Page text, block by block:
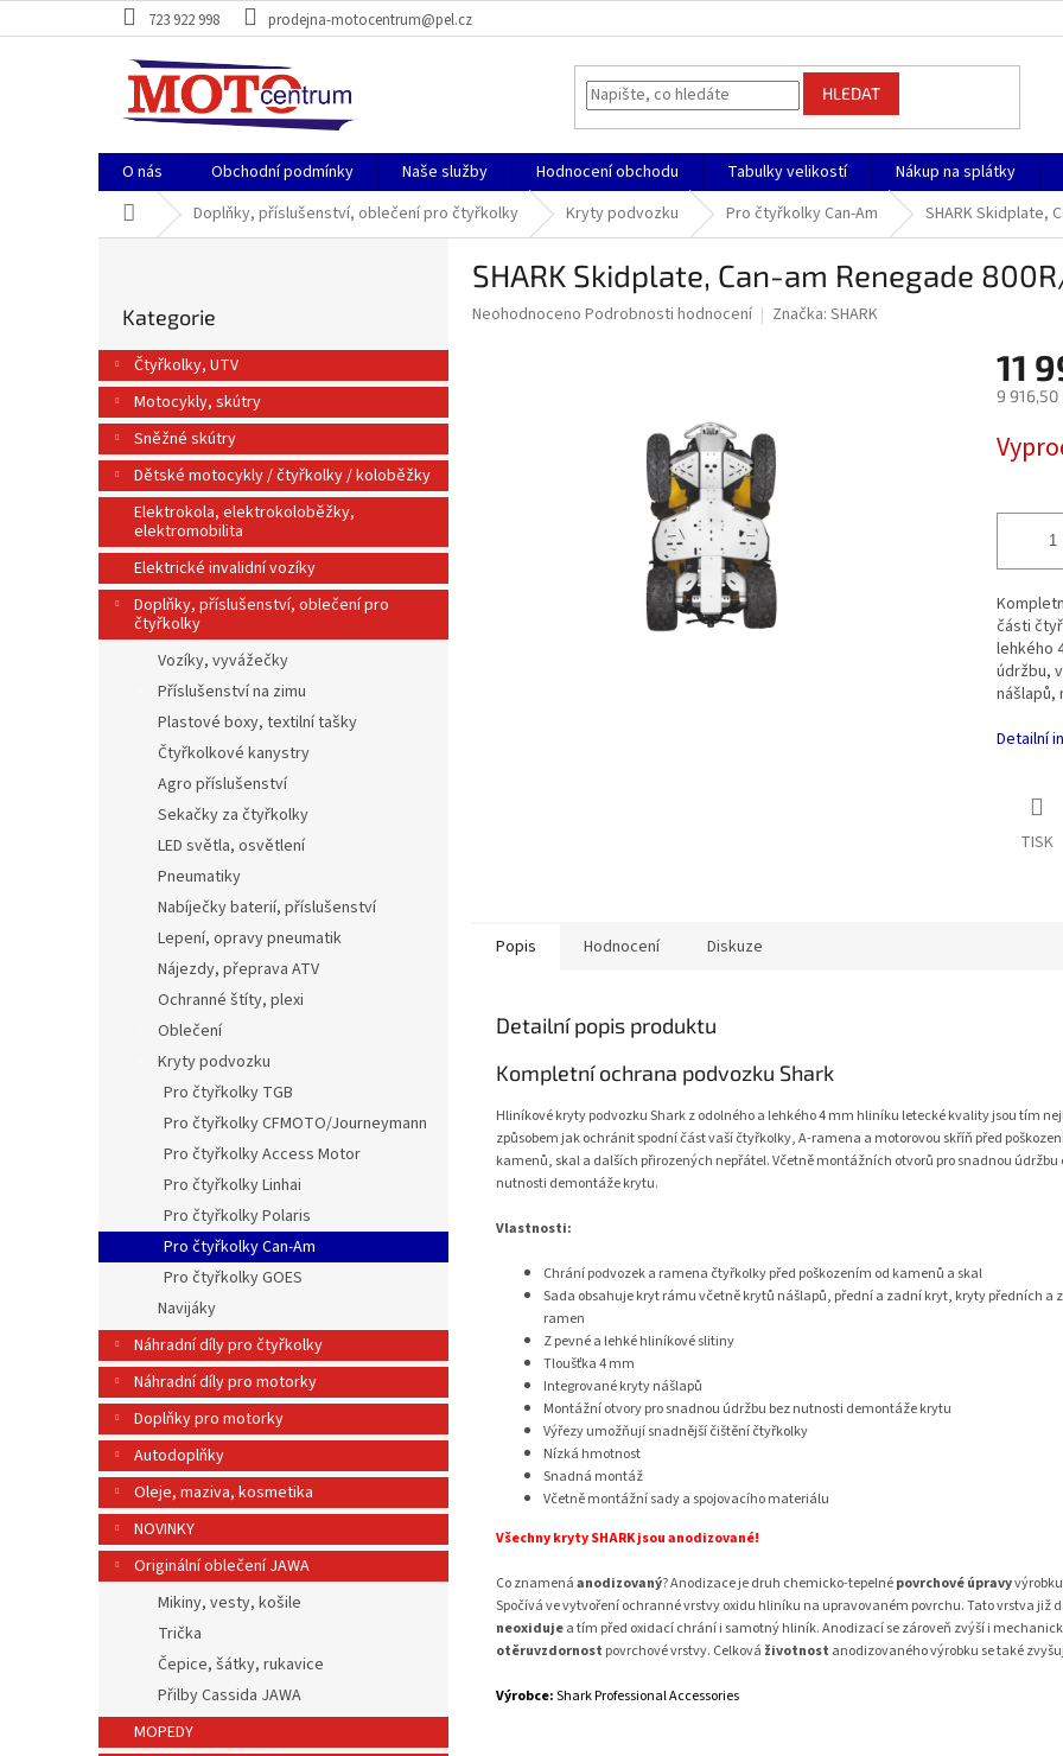
na
723 922 998 prodejna-motocentrum@pel.cz
HLEDAT
O nás Obchodní podmínky Naše služby Hodnocení obchodu Tabulky velikostí Nákup na splátky
Domů Doplňky, příslušenství, oblečení pro čtyřkolky Kryty podvozku Pro čtyřkolky Can-Am SHARK Skidplate,
r
a
n
í
p
l
kategorie
Kategorie
Čtyřkolky, UTV
Motocykly, skútry
Sněžné skútry
Dětské motocykly / čtyřkolky / koloběžky
Elektrokola, elektrokoloběžky,
elektromobilita
Elektrické invalidní vozíky
Doplňky, příslušenství, oblečení pro
čtyřkolky
Vozíky, vyvážečky
Příslušenství na zimu
Plastové boxy, textilní tašky
Čtyřkolkové kanystry
Agro příslušenství
Sekačky za čtyřkolky
LED světla, osvětlení
Pneumatiky
Nabíječky baterií, příslušenství
Lepení, opravy pneumatik
Nájezdy, přeprava ATV
Ochranné štíty, plexi
Oblečení
Kryty podvozku
Pro čtyřkolky TGB
Pro čtyřkolky CFMOTO/Journeymann
Pro čtyřkolky Access Motor
Pro čtyřkolky Linhai
Pro čtyřkolky Polaris
Pro čtyřkolky Can-Am
Pro čtyřkolky GOES
Navijáky
Náhradní díly pro čtyřkolky
Náhradní díly pro motorky
Doplňky pro motorky
Autodoplňky
Oleje, maziva, kosmetika
NOVINKY
Originální oblečení JAWA
Mikiny, vesty, košile
Trička
Čepice, šátky, rukavice
Přilby Cassida JAWA
MOPEDY
SHARK Skidplate, Can-am Renegade
Průměrné
Neohodnoceno Podrobnosti hodnocení Značka: SHARK
11
9 916,50
cena:
části
lehkého
údržbu,
nášlapů,
Detailní
TISK
Popis Hodnocení Diskuze
Detailní popis produktu
Kompletní ochrana podvozku Shark
Hliníkové kryty podvozku Shark z odolného a lehkého 4 mm hliníku letecké kvality jsou tím
způsobem jak ochránit spodní část vaší čtyřkolky, A-ramena a motorovou skříň před
kamenů, skal a dalších přirozených nepřátel. Včetně montážních otvorů pro snadnou údržbu
nutnosti demontáže krytu.
Vlastnosti:
Chrání podvozek a ramena čtyřkolky před poškozením od kamenů a skal
Sada obsahuje kryt rámu včetně krytů nášlapů, přední a zadní kryt, kryty předních a
ramen
Z pevné a lehké hliníkové slitiny
Tloušťka 4 mm
Integrované kryty nášlapů
Montážní otvory pro snadnou údržbu bez nutnosti demontáže krytu
Výřezy umožňují snadnější čištění čtyřkolky
Nízká hmotnost
Snadná montáž
Včetně montážní sady a spojovacího materiálu​
Všechny kryty SHARK jsou anodizované!
Co znamenáanodizovaný? Anodizace je druh chemicko-tepelnépovrchové úpravy
Spočívá ve vytvoření ochranné vrstvy oxidu hliníku na upravovaném povrchu. Tato vrstva již
neoxidujea tím před oxidací chrání i samotný hliník. Anodizací se zároveň zvýší i
otěruvzdornost povrchové vrstvy. Celková životnost anodizovaného výrobku se také
Výrobce:Shark Professional Accessories